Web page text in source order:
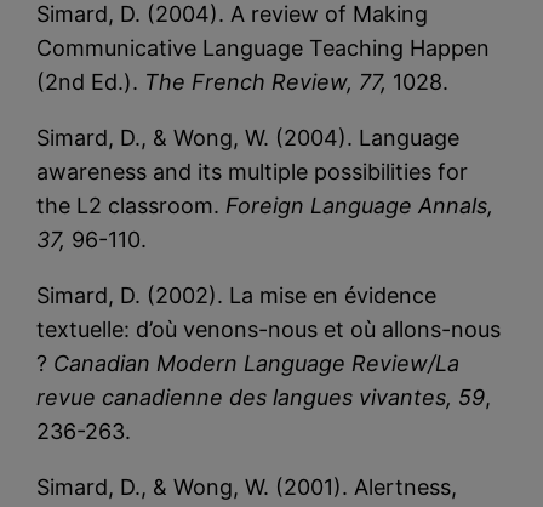
Simard, D. (2004). A review of Making
Communicative Language Teaching Happen
(2nd Ed.). The French Review, 77, 1028.
Simard, D., & Wong, W. (2004). Language
awareness and its multiple possibilities for
the L2 classroom. Foreign Language Annals,
37, 96-110.
Simard, D. (2002). La mise en évidence
textuelle: d’où venons-nous et où allons-nous
? Canadian Modern Language Review/La
revue canadienne des langues vivantes, 59,
236-263.
Simard, D., & Wong, W. (2001). Alertness,